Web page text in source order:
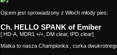
Ojcem jest sprowadzony z Włoch młody pies:
Ch. HELLO SPANK of Emiber
[ HD-A, MDR1 +/+, DM clear, IPD clear]
Matka to nasza Championka , curka